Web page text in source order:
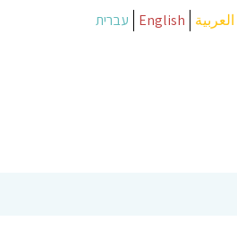
العربية English עברית